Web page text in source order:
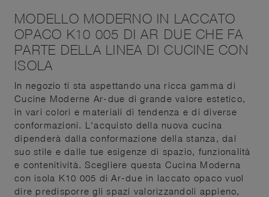
MODELLO MODERNO IN LACCATO
OPACO K10 005 DI AR-DUE CHE FA
PARTE DELLA LINEA DI CUCINE CON
ISOLA
In negozio ti sta aspettando una ricca gamma di
Cucine Moderne Ar-due di grande valore estetico,
in vari colori e materiali di tendenza e di diverse
conformazioni. L'acquisto della nuova cucina
dipenderà dalla conformazione della stanza, dal
suo stile e dalle tue esigenze di spazio, funzionalità
e contenitività. Scegliere questa Cucina Moderna
con isola K10 005 di Ar-due in laccato opaco vuol
dire predisporre gli spazi valorizzandoli appieno,